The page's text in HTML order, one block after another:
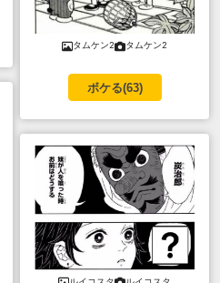
タムケン2 タムケン2
ボケる(63)